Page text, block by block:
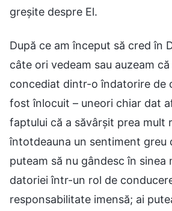
greșite despre El.
După ce am început să cred în
câte ori vedeam sau auzeam
concediat dintr-o îndatorire de
fost înlocuit – uneori chiar dat
faptului că a săvârșit prea mult
întotdeauna un sentiment greu
puteam să nu gândesc în sinea
datoriei într-un rol de
responsabilitate imensă; ai